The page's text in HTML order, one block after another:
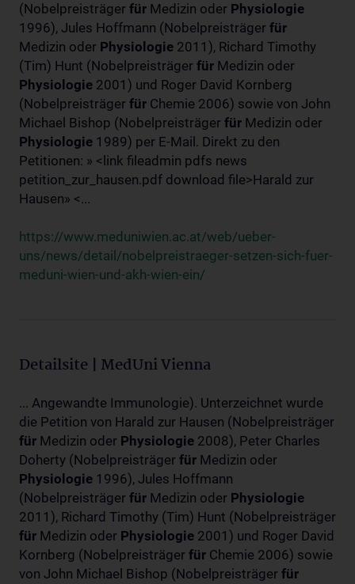
(Nobelpreisträger für Medizin oder Physiologie
1996), Jules Hoffmann (Nobelpreisträger für
Medizin oder Physiologie 2011), Richard Timothy
(Tim) Hunt (Nobelpreisträger für Medizin oder
Physiologie 2001) und Roger David Kornberg
(Nobelpreisträger für Chemie 2006) sowie von John
Michael Bishop (Nobelpreisträger für Medizin oder
Physiologie 1989) per E-Mail. Direkt zu den
Petitionen: » <link fileadmin pdfs news
petition_zur_hausen.pdf download file>Harald zur
Hausen» <...
https://www.meduniwien.ac.at/web/ueber-
uns/news/detail/nobelpreistraeger-setzen-sich-fuer-
meduni-wien-und-akh-wien-ein/
Detailsite | MedUni Vienna
... Angewandte Immunologie). Unterzeichnet wurde
die Petition von Harald zur Hausen (Nobelpreisträger
für Medizin oder Physiologie 2008), Peter Charles
Doherty (Nobelpreisträger für Medizin oder
Physiologie 1996), Jules Hoffmann
(Nobelpreisträger für Medizin oder Physiologie
2011), Richard Timothy (Tim) Hunt (Nobelpreisträger
für Medizin oder Physiologie 2001) und Roger David
Kornberg (Nobelpreisträger für Chemie 2006) sowie
von John Michael Bishop (Nobelpreisträger für